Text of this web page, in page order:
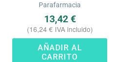
Parafarmacia
13,42 €
(16,24 € IVA incluido)
AÑADIR AL
CARRITO